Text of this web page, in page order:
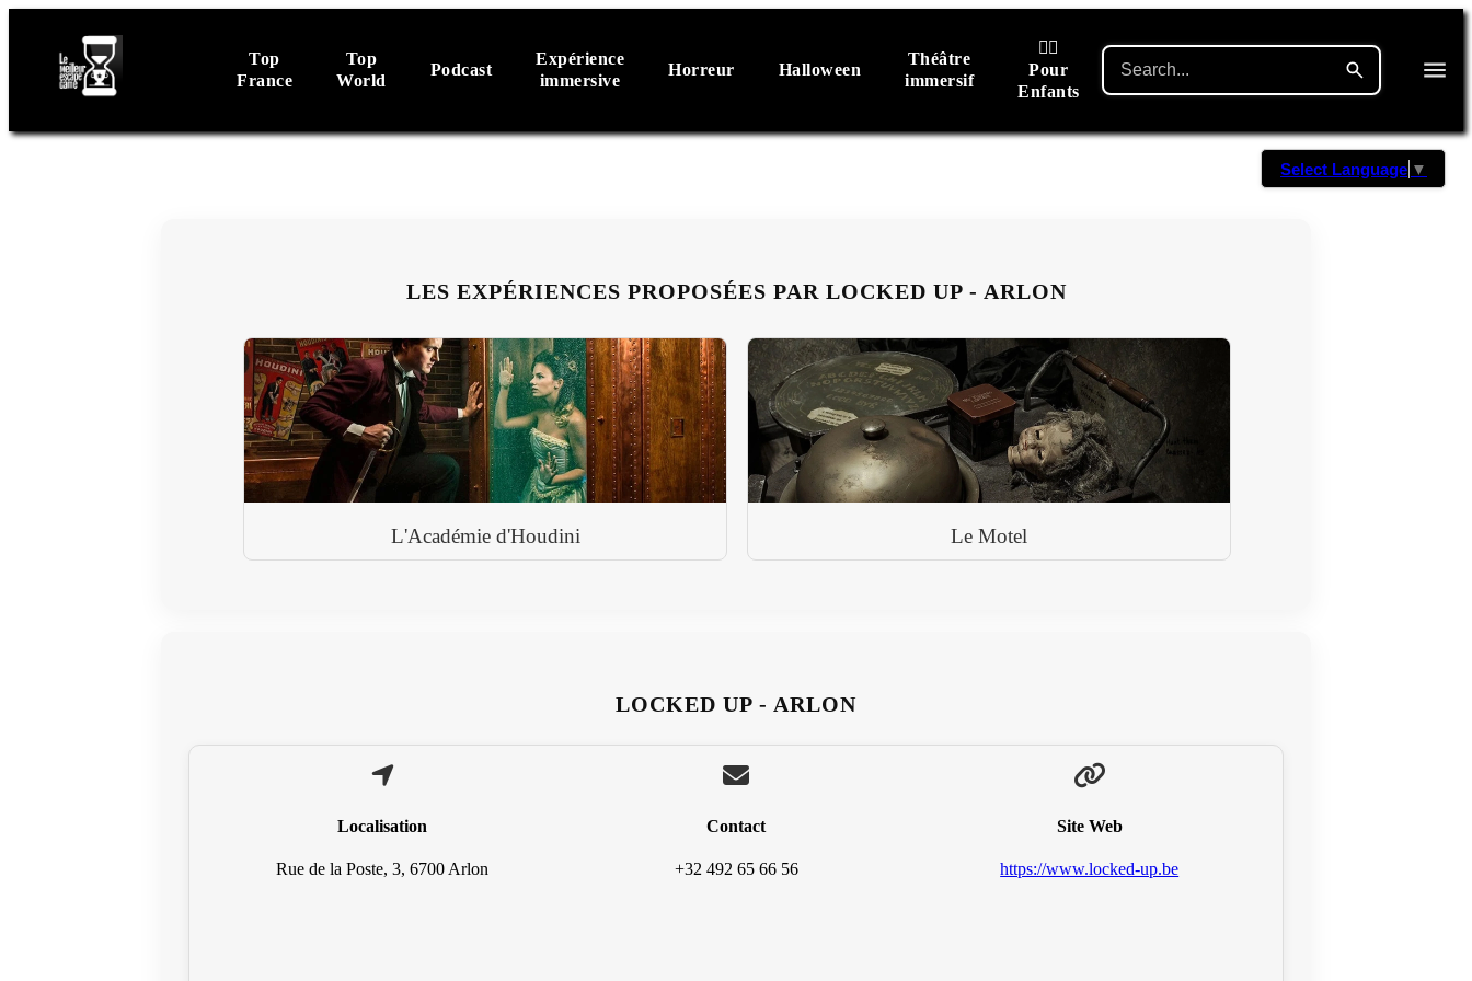
Top
France
Top
World
Podcast
Expérience
immersive
Horreur Halloween
Théâtre
immersif
🙋‍♂️
Pour
Enfants
Select Language ▼
LES EXPÉRIENCES PROPOSÉES PAR LOCKED UP - ARLON
L'Académie d'Houdini Le Motel
LOCKED UP - ARLON
Localisation
Rue de la Poste, 3, 6700 Arlon
Contact
+32 492 65 66 56
Site Web
https://www.locked-up.be